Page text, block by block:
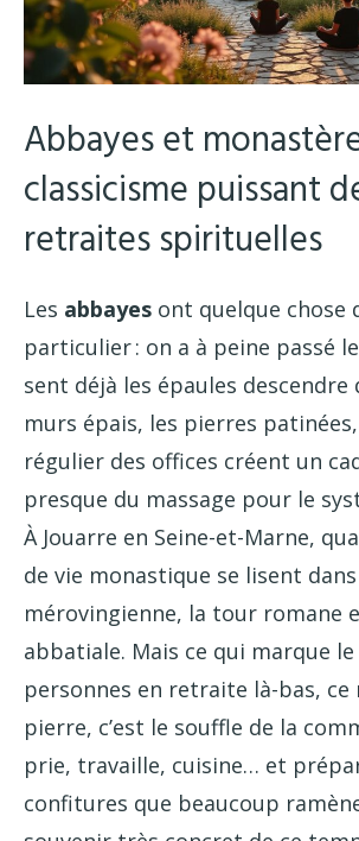
Abbayes et
classicisme puissant
retraites spirituelles
Les abbayes ont quelque chose
particulier : on a à peine passé
sent déjà les épaules descendre
murs épais, les pierres
régulier des offices créent un
presque du massage pour le
À Jouarre en Seine-et-Marne,
de vie monastique se lisent
mérovingienne, la tour romane
abbatiale. Mais ce qui marque
personnes en retraite là-bas, ce
pierre, c’est le souffle de la
prie, travaille, cuisine… et
confitures que beaucoup